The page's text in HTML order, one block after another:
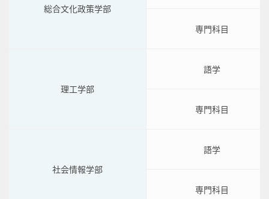
総合文化政策学部
専門科目
理工学部
語学
専門科目
社会情報学部
語学
専門科目